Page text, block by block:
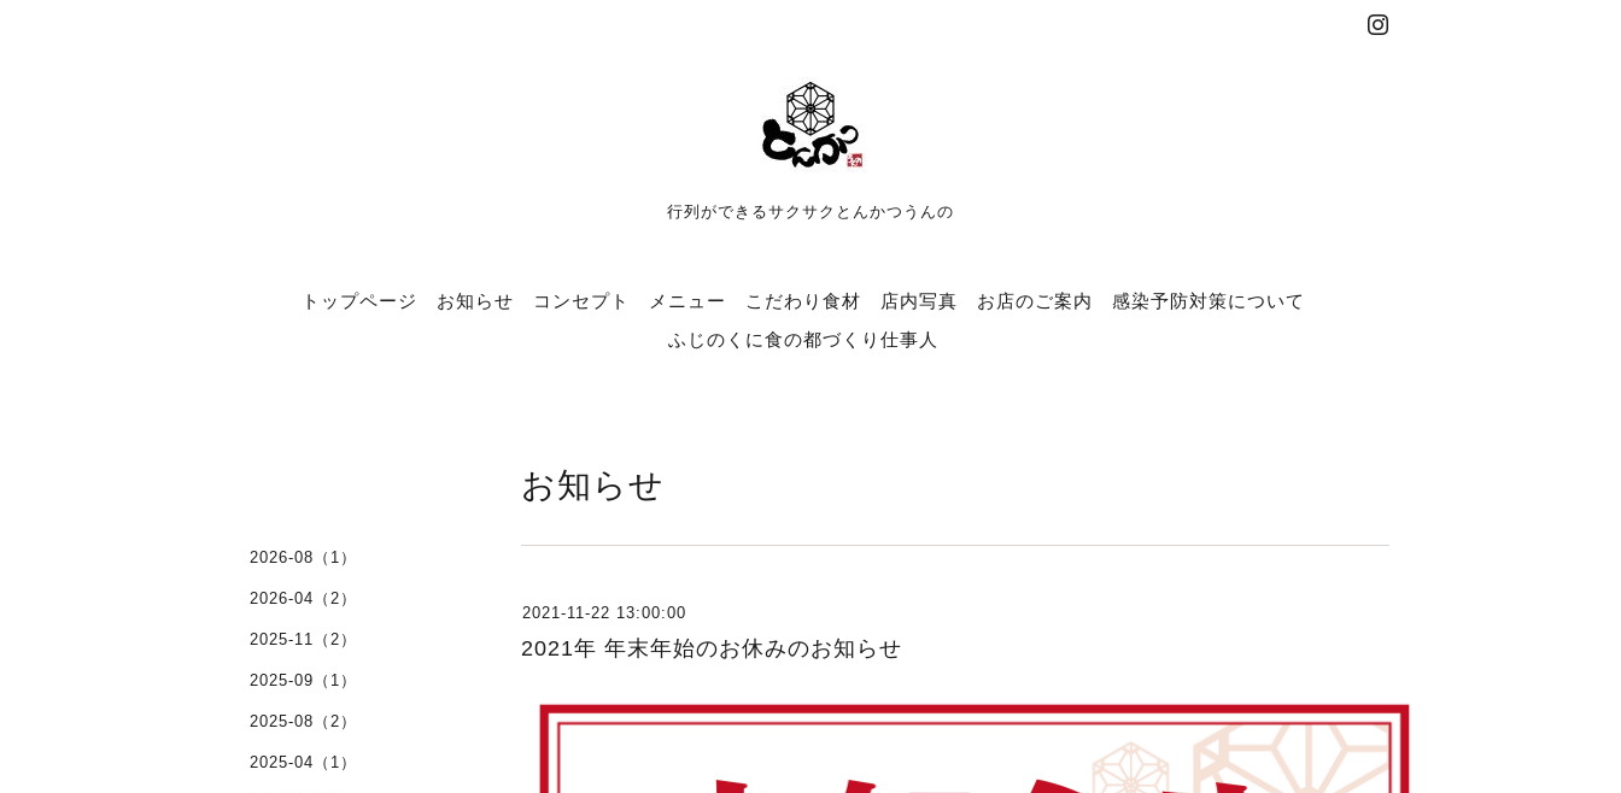
行列ができるサクサクとんかつうんの
トップページ お知らせ コンセプト メニュー こだわり食材 店内写真 お店のご案内
感染予防対策について
ふじのくに食の都づくり仕事人
お知らせ
2021-11-22 13:00:00
2021年 年末年始のお休みのお知らせ
2026-08（1）
2026-04（2）
2025-11（2）
2025-09（1）
2025-08（2）
2025-04（1）